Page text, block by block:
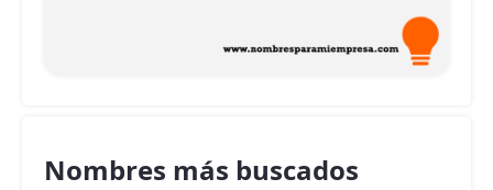
Nombres más buscados